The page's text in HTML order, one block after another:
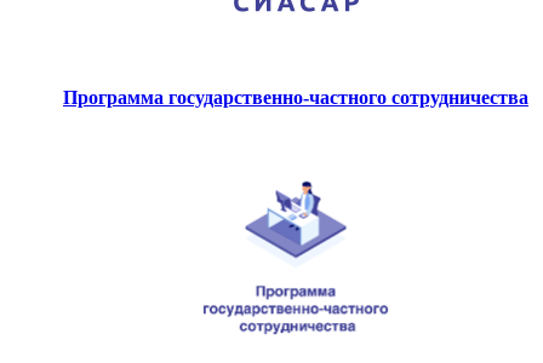
Программа государственно-частного сотрудничества